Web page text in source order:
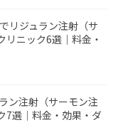
リジュラン注射（サ
リニック6選｜料金・
ン注射（サーモン注
7選｜料金・効果・ダ